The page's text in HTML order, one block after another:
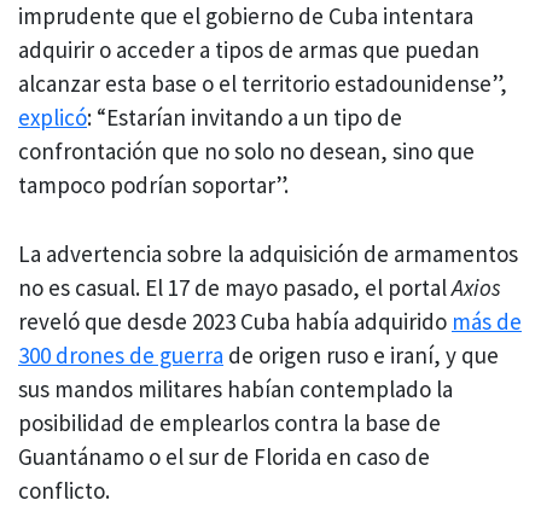
imprudente que el gobierno de Cuba intentara
adquirir o acceder a tipos de armas que puedan
alcanzar esta base o el territorio estadounidense”,
explicó: “Estarían invitando a un tipo de
confrontación que no solo no desean, sino que
tampoco podrían soportar”.
La advertencia sobre la adquisición de armamentos
no es casual. El 17 de mayo pasado, el portalAxios
reveló que desde 2023 Cuba había adquirido más de
300 drones de guerra de origen ruso e iraní, y que
sus mandos militares habían contemplado la
posibilidad de emplearlos contra la base de
Guantánamo o el sur de Florida en caso de
conflicto.